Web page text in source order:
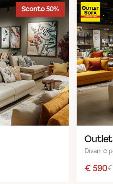
Sconto 50%
Divani e
€ 590€